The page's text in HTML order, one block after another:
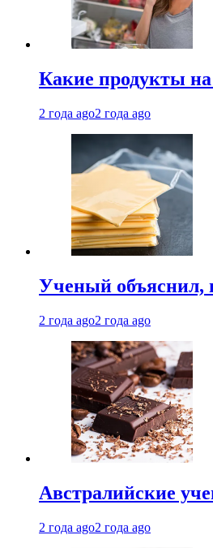
Какие продукты на
2 года ago2 года ago
Ученый объяснил,
2 года ago2 года ago
Австралийские
2 года ago2 года ago